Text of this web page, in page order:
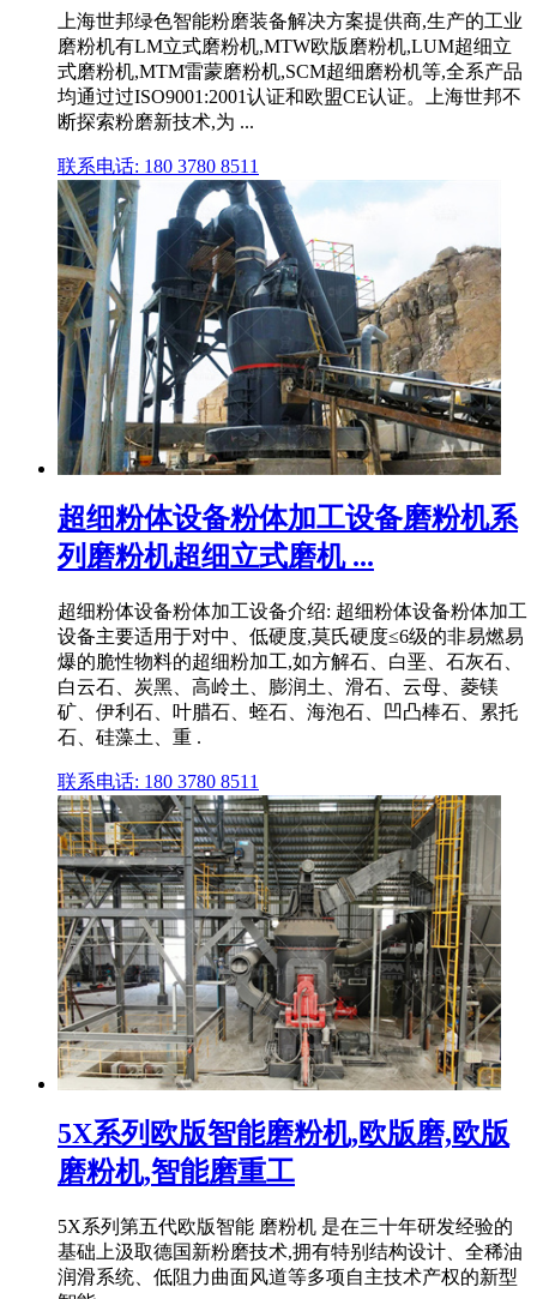
上海世邦绿色智能粉磨装备解决方案提供商,生产的工业
磨粉机有LM立式磨粉机,MTW欧版磨粉机,LUM超细立
式磨粉机,MTM雷蒙磨粉机,SCM超细磨粉机等,全系产品
均通过过ISO9001:2001认证和欧盟CE认证。上海世邦不
断探索粉磨新技术,为 ...
联系电话: 180 3780 8511
超细粉体设备粉体加工设备磨粉机系
列磨粉机超细立式磨机 ...
超细粉体设备粉体加工设备介绍: 超细粉体设备粉体加工
设备主要适用于对中、低硬度,莫氏硬度≤6级的非易燃易
爆的脆性物料的超细粉加工,如方解石、白垩、石灰石、
白云石、炭黑、高岭土、膨润土、滑石、云母、菱镁
矿、伊利石、叶腊石、蛭石、海泡石、凹凸棒石、累托
石、硅藻土、重 .
联系电话: 180 3780 8511
5X系列欧版智能磨粉机,欧版磨,欧版
磨粉机,智能磨重工
5X系列第五代欧版智能 磨粉机 是在三十年研发经验的
基础上汲取德国新粉磨技术,拥有特别结构设计、全稀油
润滑系统、低阻力曲面风道等多项自主技术产权的新型